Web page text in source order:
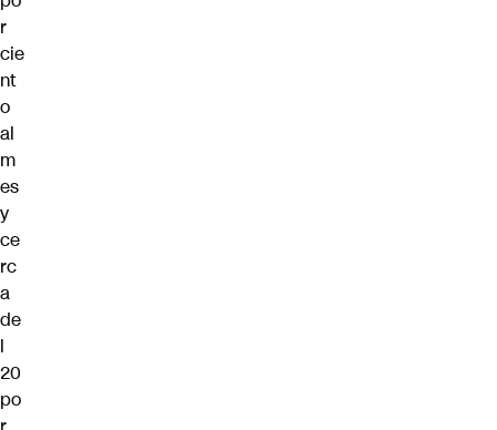
r
cie
nt
o
al
m
es
y
ce
rc
a
de
l
20
po